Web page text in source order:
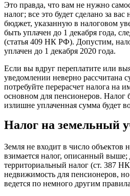
Это правда, что вам не нужно
налог; все это будет сделано за
бюджет, указанную в налоговом
быть уплачен до 1 декабря года,
(статья 409 НК РФ). Допустим,
уплачен до 1 декабря 2020 года.
Если вы вдруг переплатите или
уведомлении неверно рассчитана
потребуйте перерасчет налога на
основном для пенсионеров. Налог
излишне уплаченная сумма будет
Налог на земельный
Земля не входит в число
взимается налог, описанный выше;
территориальный налог (ст. 387
недвижимость для пенсионеров, но
ведется по немного другим